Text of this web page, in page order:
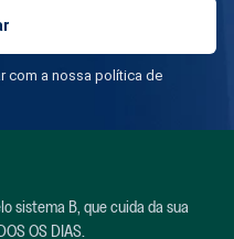
com a nossa política de
sistema B, que cuida da sua
OS DIAS.